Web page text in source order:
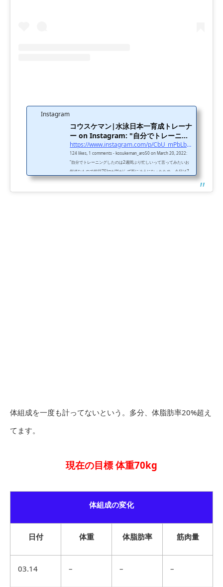
Instagram
コウスケマン|水泳日本一育成トレーナ
ー on Instagram: "自分でトレーニン
グしたの...
https://www.instagram.com/p/CbU_mPbLbfT/?utm_source=ig_embed&#038;utm_campaign=loading
124 likes, 1 comments - kosukeman_aro50 on March 20, 2022:
"自分でトレーニングしたのは2週間ぶり忙しいって言ってみたいお
年頃なもので前回75kgが挙がらず死にそうになったため、今日は7
2.5kgに挑戦2回挙ったように見えるけど、これダメでしょ早く非力
体組成を一度も計ってないという。多分、体脂肪率20%超え
てます。
現在の目標 体重70kg
体組成の変化
日付 体重 体脂肪率 筋肉量
03.14 – – –